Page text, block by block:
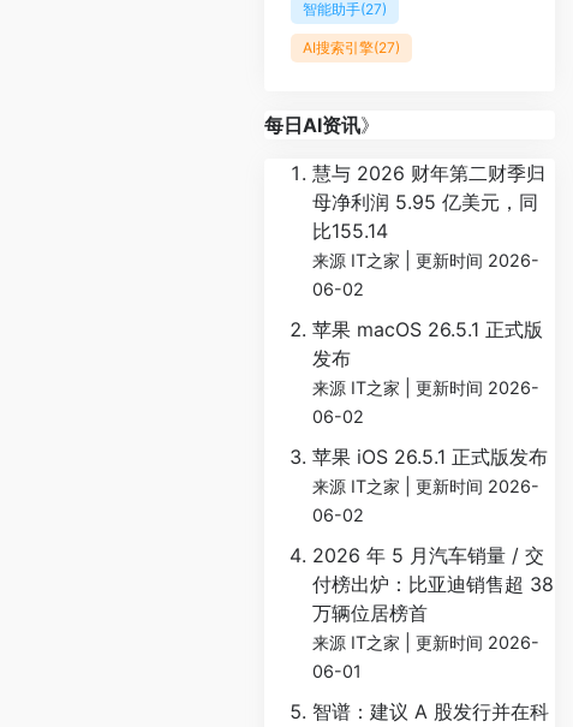
智能助手(27)
AI搜索引擎(27)
每日AI资讯》
慧与 2026 财年第二财季归
母净利润 5.95 亿美元，同
比155.14
来源 IT之家
更新时间 2026-
06-02
苹果 macOS 26.5.1 正式版
发布
来源 IT之家
更新时间 2026-
06-02
苹果 iOS 26.5.1 正式版发布
来源 IT之家
更新时间 2026-
06-02
2026 年 5 月汽车销量 / 交
付榜出炉：比亚迪销售超 38
万辆位居榜首
来源 IT之家
更新时间 2026-
06-01
智谱：建议 A 股发行并在科